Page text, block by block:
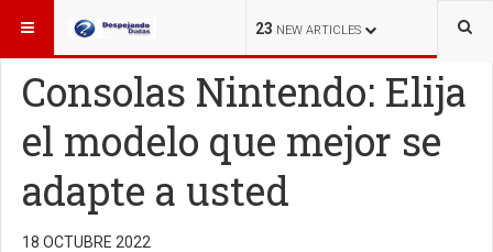
23 NEW ARTICLES
ESTÁ AQUÍ: MARCAS
Consolas Nintendo: Elija
el modelo que mejor se
adapte a usted
18 OCTUBRE 2022